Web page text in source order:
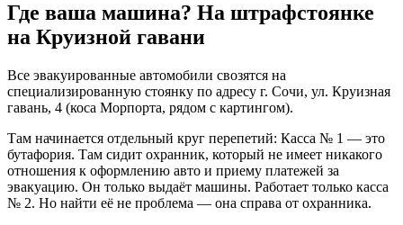
Где ваша машина? На штрафстоянке
на Круизной гавани
Все эвакуированные автомобили свозятся на
специализированную стоянку по адресу г. Сочи, ул. Круизная
гавань, 4 (коса Морпорта, рядом с картингом).
Там начинается отдельный круг перепетий: Касса № 1 — это
бутафория. Там сидит охранник, который не имеет никакого
отношения к оформлению авто и приему платежей за
эвакуацию. Он только выдаёт машины. Работает только касса
№ 2. Но найти её не проблема — она справа от охранника.